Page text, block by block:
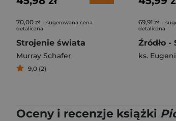
70,00 zł - sugerowana cena
detaliczna
Strojenie świata
Murray Schafer
9,0 (2)
69,91 zł -
detaliczna
ks.
Oceny i recenzje książki